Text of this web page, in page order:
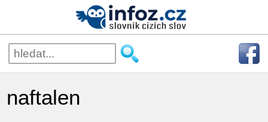
naftalen